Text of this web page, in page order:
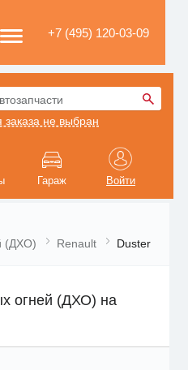
+7 (495) 120-03-09
не выбран
Гараж Войти
(ДХО)
Renault Duster
огней (ДХО) на